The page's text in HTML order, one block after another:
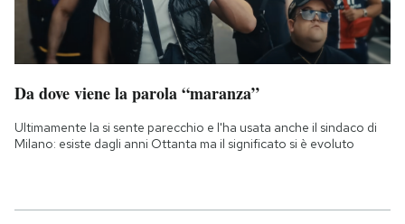
Da dove viene la parola “maranza”
Ultimamente la si sente parecchio e l'ha usata anche il sindaco di
Milano: esiste dagli anni Ottanta ma il significato si è evoluto